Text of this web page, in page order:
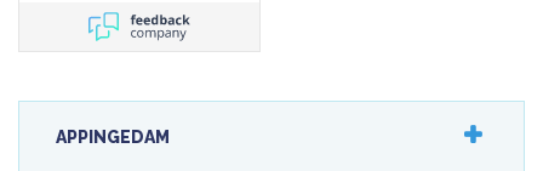
Olivier , ik ben zeer
tevreden over mijn
aangepaste zooltjes,
maanen zeker
aanraden
APPINGEDAM